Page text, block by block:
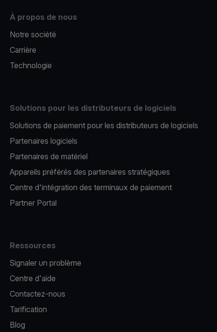
À propos de nous
Notre société
Carrière
Technologie
Solutions pour les distributeurs de logiciels
Solutions de paiement pour les distributeurs de logiciels
Partenaires logiciels
Partenaires de matériel
Appareils préférés des partenaires stratégiques
Centre d'intégration des terminaux de paiement
Partner Portal
Ressources
Signaler un problème
Centre d'aide
Contactez-nous
Tarification
Blog